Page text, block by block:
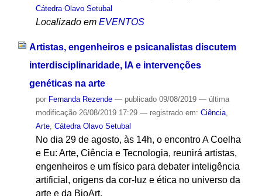
Cátedra Olavo Setubal
Localizado em EVENTOS
Artistas, engenheiros e psicanalistas discutem
interdisciplinaridade, IA e intervenções
genéticas na arte
por Fernanda Rezende — publicado09/08/2019 — última
modificação26/08/2019 17:29 — registrado em: Ciência,
Arte, Cátedra Olavo Setubal
No dia 29 de agosto, às 14h, o encontro A Coelha
e Eu: Arte, Ciência e Tecnologia, reunirá artistas,
engenheiros e um físico para debater inteligência
artificial, origens da cor-luz e ética no universo da
arte e da BioArt.